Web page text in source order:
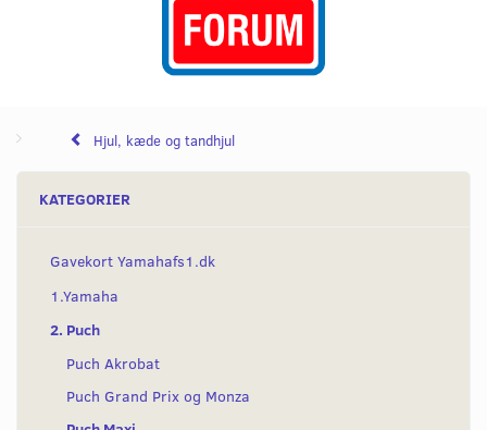
Hjul, kæde og tandhjul
KATEGORIER
Gavekort Yamahafs1.dk
1.Yamaha
2. Puch
Puch Akrobat
Puch Grand Prix og Monza